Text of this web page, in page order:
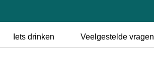
Iets drinken Veelgestelde vragen